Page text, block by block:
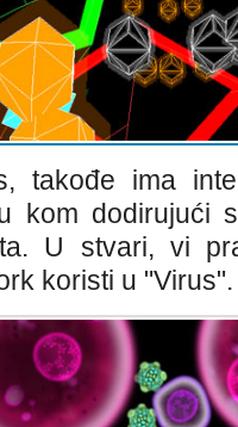
takođe ima
kom dodirujući
U stvari, vi
koristi u "Virus".